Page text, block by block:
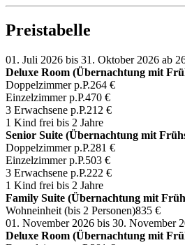
Preistabelle
01. Juli 2026 bis 31. Oktober 2026 ab
Deluxe Room (Übernachtung mit
Doppelzimmer p.P.264 €
Einzelzimmer p.P.470 €
3 Erwachsene p.P.212 €
1 Kind frei bis 2 Jahre
Senior Suite (Übernachtung mit
Doppelzimmer p.P.281 €
Einzelzimmer p.P.503 €
3 Erwachsene p.P.222 €
1 Kind frei bis 2 Jahre
Family Suite (Übernachtung mit
Wohneinheit (bis 2 Personen)835 €
01. November 2026 bis 30. November
Deluxe Room (Übernachtung mit